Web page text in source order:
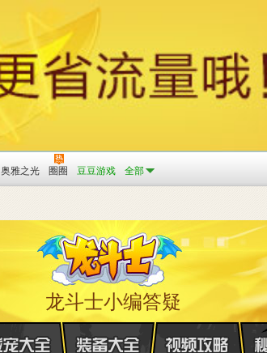
奥雅之光 圈圈 豆豆游戏 全部
龙斗士小编答疑